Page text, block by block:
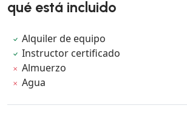
qué está incluido
Alquiler de equipo
Instructor certificado
Almuerzo
Agua